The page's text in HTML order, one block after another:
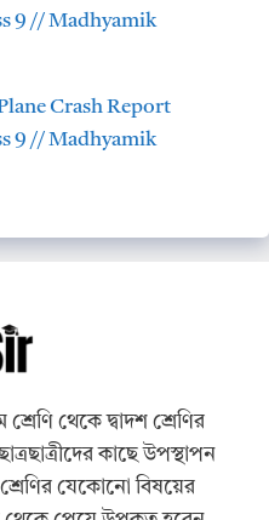
9 // Madhyamik
Crash Report
9 // Madhyamik
থেকে দ্বাদশ শ্রেণির
কাছে উপস্থাপন
যেকোনো বিষয়ের